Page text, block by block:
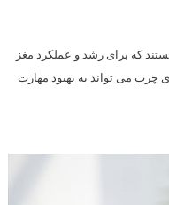
می تواند به بهبود مهارت